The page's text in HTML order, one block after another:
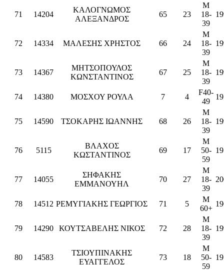
71 14204
ΚΑΛΟΓΝΩΜΟΣ
ΑΛΕΞΑΝΔΡΟΣ
65 23
M
18-
39
72 14334 ΜΑΛΕΣΗΣ ΧΡΗΣΤΟΣ 66 24
M
18-
39
73 14367
ΜΗΤΣΟΠΟΥΛΟΣ
ΚΩΝΣΤΑΝΤΙΝΟΣ
67 25
M
18-
39
74 14380 ΜΟΣΧΟΥ ΡΟΥΛΑ 7 4
F40-
49
75 14590 ΤΣΟΚΑΡΗΣ ΙΩΑΝΝΗΣ 68 26
M
18-
39
76 5115
ΒΛΑΧΟΣ
ΚΩΣΤΑΝΤΙΝΟΣ
69 17
M
50-
59
77 14055
ΣΗΦΑΚΗΣ
ΕΜΜΑΝΟΥΗΛ
70 27
M
18-
39
78 14512 ΡΕΜΥΓΙΑΚΗΣ ΓΕΩΡΓΙΟΣ 71 5
M
60+
79 14290 ΚΟΥΤΣΑΒΕΛΗΣ ΝΙΚΟΣ 72 28
M
18-
39
80 14583
ΤΣΙΟΥΠΙΝΑΚΗΣ
ΕΥΑΓΓΕΛΟΣ
73 18
M
50-
59